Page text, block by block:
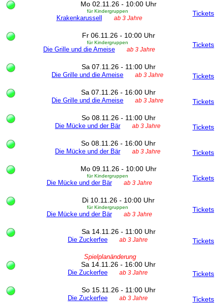
Mo 02.11.26 - 10:00 Uhr
Tickets
für Kindergruppen
Krakenkarussell ab 3 Jahre
Fr 06.11.26 - 10:00 Uhr
Tickets
für Kindergruppen
Die Grille und die Ameise ab 3 Jahre
Sa 07.11.26 - 11:00 Uhr
Tickets
Die Grille und die Ameise ab 3 Jahre
Sa 07.11.26 - 16:00 Uhr
Tickets
Die Grille und die Ameise ab 3 Jahre
So 08.11.26 - 11:00 Uhr
Tickets
Die Mücke und der Bär ab 3 Jahre
So 08.11.26 - 16:00 Uhr
Tickets
Die Mücke und der Bär ab 3 Jahre
Mo 09.11.26 - 10:00 Uhr
Tickets
für Kindergruppen
Die Mücke und der Bär ab 3 Jahre
Di 10.11.26 - 10:00 Uhr
Tickets
für Kindergruppen
Die Mücke und der Bär ab 3 Jahre
Sa 14.11.26 - 11:00 Uhr
Tickets
Die Zuckerfee ab 3 Jahre
Spielplanänderung
Sa 14.11.26 - 16:00 Uhr
Tickets
Die Zuckerfee ab 3 Jahre
So 15.11.26 - 11:00 Uhr
Tickets
Die Zuckerfee ab 3 Jahre